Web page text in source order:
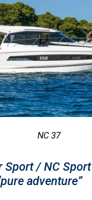
NC 37
Sport / NC
adventure”